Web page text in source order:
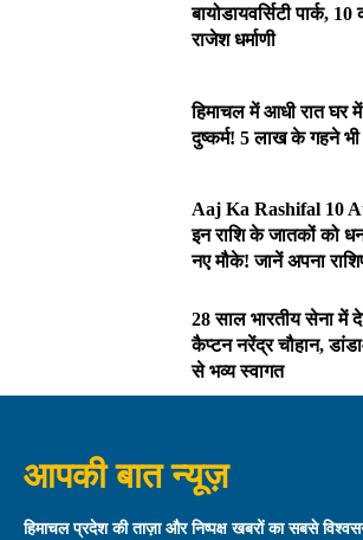
बायोडायवर्सिटी पार्क,
राजेश धर्माणी
हिमाचल में आधी रात घर
दुष्कर्म! 5 लाख के गहने
Aaj Ka Rashifal 10
इन राशि के जातकों को
नए मौके! जानें अपना
28 साल भारतीय सेना में
कैप्टन नरेंद्र चौहान,
से भव्य स्वागत
आपकी बात न्यूज़
हिमाचल प्रदेश की ताज़ा और निष्पक्ष खबरों का सबसे